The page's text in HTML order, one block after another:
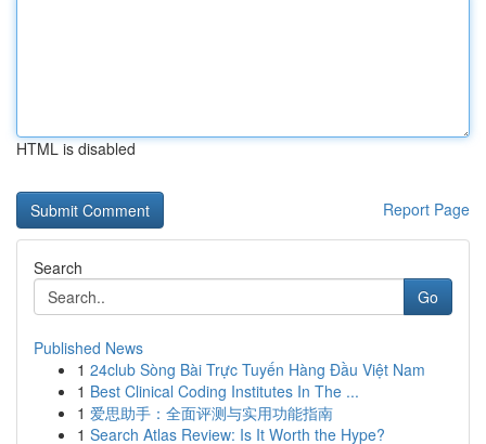
HTML is disabled
Report Page
Search
Go
Published News
1 24club Sòng Bài Trực Tuyến Hàng Đầu Việt Nam
1 Best Clinical Coding Institutes In The ...
1 爱思助手：全面评测与实用功能指南
1 Search Atlas Review: Is It Worth the Hype?